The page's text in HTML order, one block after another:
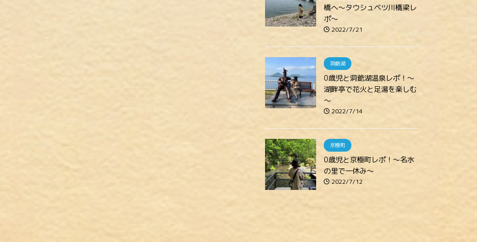
橋へ～タウシュベツ川橋梁レ
ポ～
2022/7/21
洞爺湖
0歳児と洞爺湖温泉レポ！～
湖畔亭で花火と足湯を楽しむ
～
2022/7/14
京極町
0歳児と京極町レポ！～名水
の里で一休み～
2022/7/12